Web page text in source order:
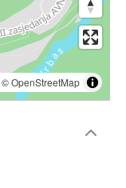
©OpenStreetMap